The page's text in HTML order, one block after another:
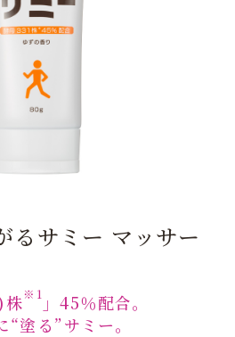
るサミー マッサー
株※1 」45％配合。
塗る”サミー。